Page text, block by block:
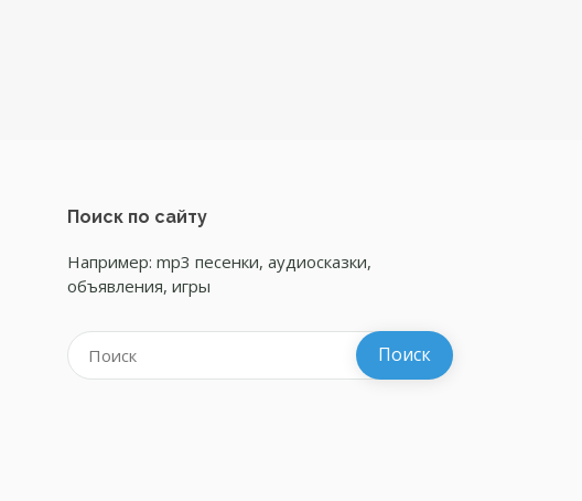
Поиск по сайту
Например: mp3 песенки, аудиосказки,
объявления, игры